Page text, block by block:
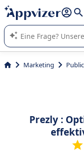
beantworten (mehrere
Die KI von Appvizer
von SaaS-Software in
Marketing
Prezly :